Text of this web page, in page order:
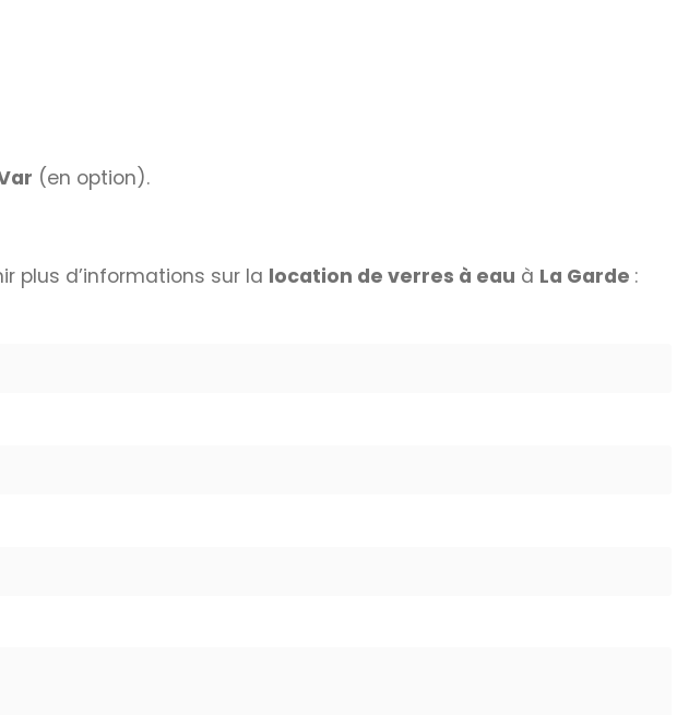
(en option).
plus d’informations sur la location de verres à eau à La Garde :